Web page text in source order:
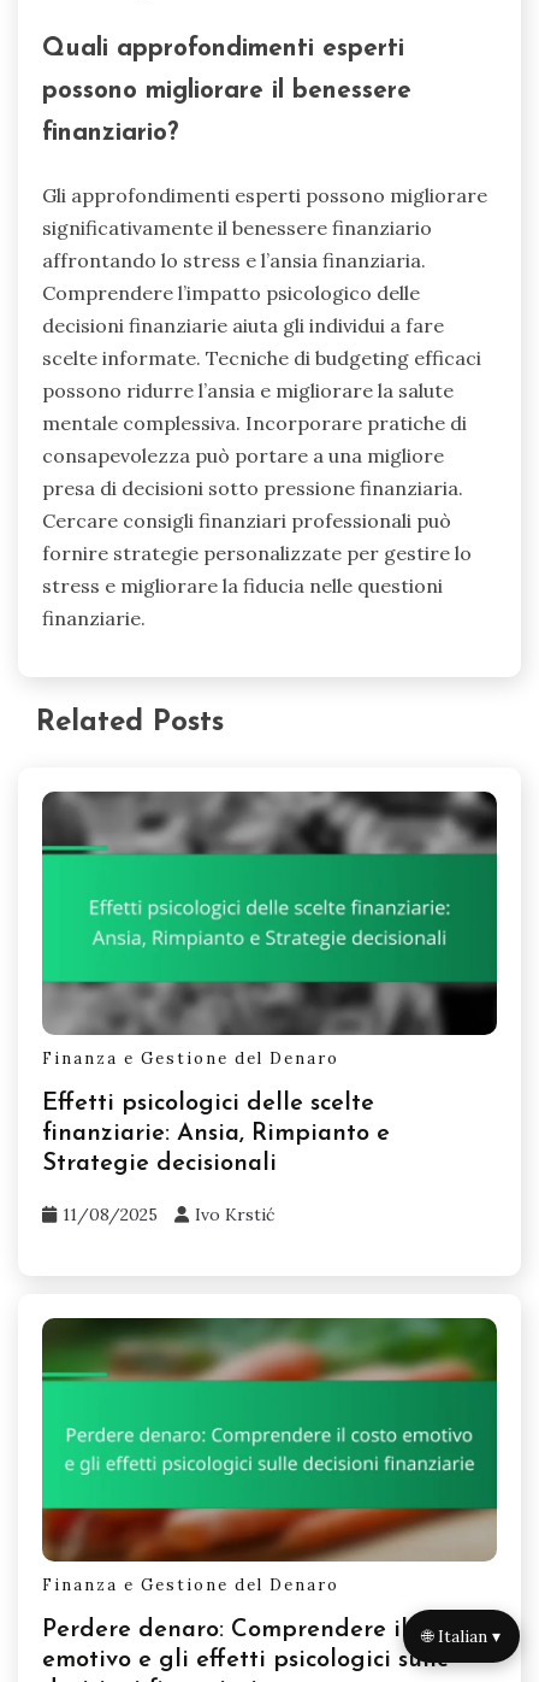
Quali approfondimenti esperti
possono migliorare il benessere
finanziario?
Gli approfondimenti esperti possono migliorare
significativamente il benessere finanziario
affrontando lo stress e l’ansia finanziaria.
Comprendere l’impatto psicologico delle
decisioni finanziarie aiuta gli individui a fare
scelte informate. Tecniche di budgeting efficaci
possono ridurre l’ansia e migliorare la salute
mentale complessiva. Incorporare pratiche di
consapevolezza può portare a una migliore
presa di decisioni sotto pressione finanziaria.
Cercare consigli finanziari professionali può
fornire strategie personalizzate per gestire lo
stress e migliorare la fiducia nelle questioni
finanziarie.
Related Posts
Finanza e Gestione del Denaro
Effetti psicologici delle scelte
finanziarie: Ansia, Rimpianto e
Strategie decisionali
11/08/2025 Ivo Krstić
Finanza e Gestione del Denaro
Perdere denaro: Comprendere il costo
emotivo e gli effetti psicologici sulle
🌐 Italian ▾